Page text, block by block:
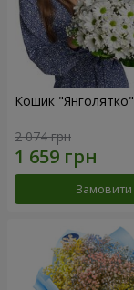
Кошик "Янголятко"
2 074 грн
Замовити